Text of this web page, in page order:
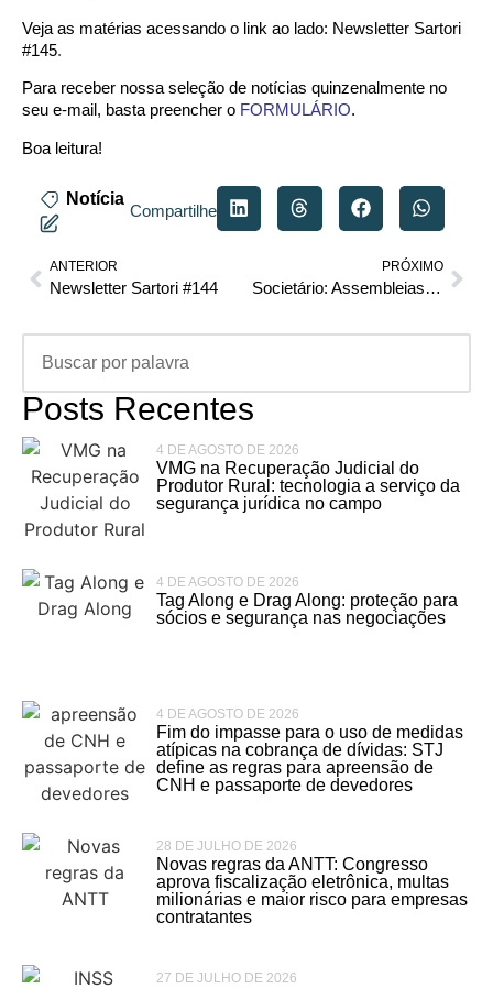
Veja as matérias acessando o link ao lado: Newsletter Sartori
#145.
Para receber nossa seleção de notícias quinzenalmente no
seu e-mail, basta preencher o FORMULÁRIO.
Boa leitura!
Notícia
Compartilhe
ANTERIOR
Newsletter Sartori #144
PRÓXIMO
Societário: Assembleias virtuais e o acionista minoritário
Posts Recentes
4 DE AGOSTO DE 2026
VMG na Recuperação Judicial do
Produtor Rural: tecnologia a serviço da
segurança jurídica no campo
4 DE AGOSTO DE 2026
Tag Along e Drag Along: proteção para
sócios e segurança nas negociações
4 DE AGOSTO DE 2026
Fim do impasse para o uso de medidas
atípicas na cobrança de dívidas: STJ
define as regras para apreensão de
CNH e passaporte de devedores
28 DE JULHO DE 2026
Novas regras da ANTT: Congresso
aprova fiscalização eletrônica, multas
milionárias e maior risco para empresas
contratantes
27 DE JULHO DE 2026